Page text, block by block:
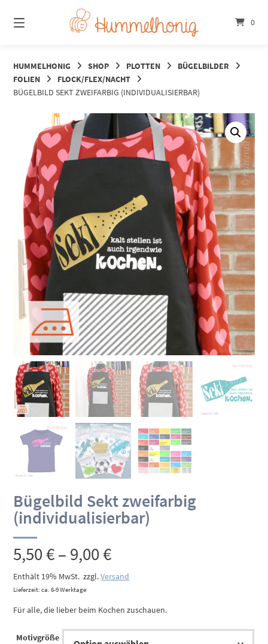
zum
Inhalt
0
HUMMELHONIG SHOP PLOTTEN
BÜGELBILDER
FOLIEN
FLOCK/FLEX/NACHT
BÜGELBILD SEKT ZWEIFARBIG (INDIVIDUALISIERBAR)
Bügelbild Sekt zweifarbig
(individualisierbar)
5,50€– 9,00€Preisspanne:
5,50 €
bis
9,00 €
Enthält 19% MwSt. zzgl.Versand
Lieferzeit: ca. 6-9 Werktage
Für alle, die lieber beim Kochen zuschauen.
Motivgröße